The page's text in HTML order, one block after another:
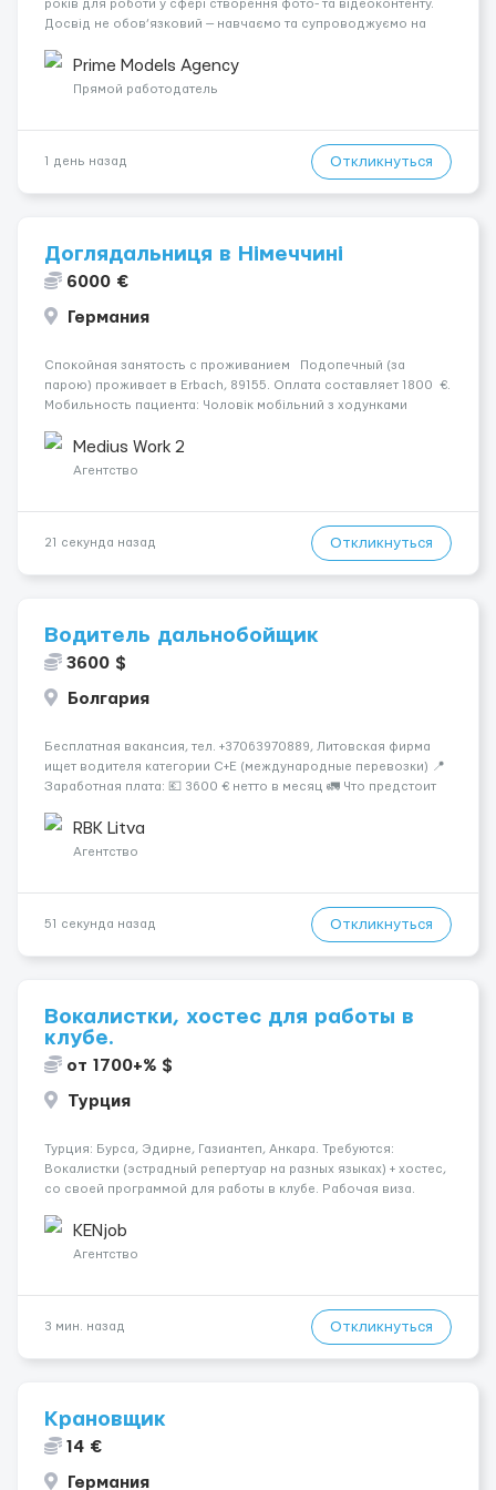
років для роботи у сфері створення фото- та відеоконтенту.
Досвід не обов’язковий — навчаємо та супроводжуємо на
конфіденційність і професійну підтримку. Працюємо офіційно,
поважаємо особ...
Prime Models Agency
Прямой работодатель
1 день назад Откликнуться
Доглядальниця в Німеччині
6000 €
Германия
Спокойная занятость с проживанием Подопечный (за
парою) проживает в Erbach, 89155. Оплата составляет 1800 €.
Мобильность пациента: Чоловік мобільний з ходунками
початкова середня стадія деменції. Ночью: Чоловік ін...
Medius Work 2
Агентство
21 секунда назад Откликнуться
Водитель дальнобойщик
3600 $
Болгария
Бесплатная вакансия, тел. +37063970889, Литовская фирма
ищет водителя категории C+E (международные перевозки) 📍
Заработная плата: 💶 3600 € нетто в месяц 🚛 Что предстоит
рефрижераторах. В среднем 400–500 км в день. Погрузки и
разгрузки...
RBK Litva
Агентство
51 секунда назад Откликнуться
Вокалистки, хостес для работы в
клубе.
от 1700+% $
Турция
Турция: Бурса, Эдирне, Газиантеп, Анкара. Требуются:
Вокалистки (эстрадный репертуар на разных языках) + хостеc,
со своей программой для работы в клубе. Рабочая виза.
одного до трех месяцев. Мед. страховка. Высокая зарплат...
KENjob
Агентство
3 мин. назад Откликнуться
Крановщик
14 €
Германия